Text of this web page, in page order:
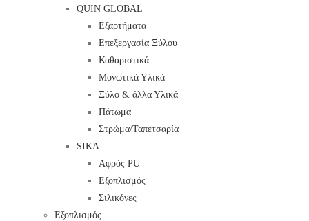
QUIN GLOBAL
Εξαρτήματα
Επεξεργασία Ξύλου
Καθαριστικά
Μονωτικά Υλικά
Ξύλο & άλλα Υλικά
Πάτωμα
Στρώμα/Ταπετσαρία
SIKA
Αφρός PU
Εξοπλισμός
Σιλικόνες
Εξοπλισμός